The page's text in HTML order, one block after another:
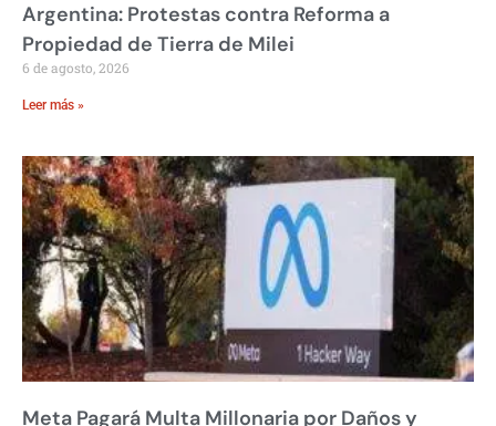
Argentina: Protestas contra Reforma a
Propiedad de Tierra de Milei
6 de agosto, 2026
Leer más »
Meta Pagará Multa Millonaria por Daños y